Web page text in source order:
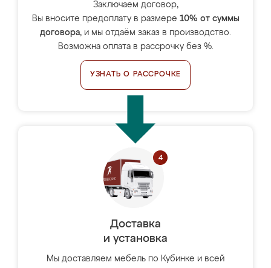
Заключаем договор,
Вы вносите предоплату в размере 10% от суммы
договора, и мы отдаём заказ в производство.
Возможна оплата в рассрочку без %.
УЗНАТЬ О РАССРОЧКЕ
Доставка
и установка
Мы доставляем мебель по Кубинке и всей